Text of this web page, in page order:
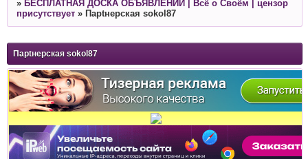
» БЕСПЛАТНАЯ ДОСКА ОБЪЯВЛЕНИЙ | Всё о Своём | цензор
присутствует » Парtнерская sokol87
Парtнерская sokol87